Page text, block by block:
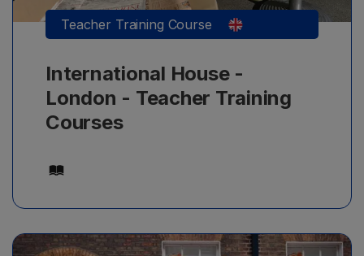
Teacher Training Course
International House -
London - Teacher Training
Courses